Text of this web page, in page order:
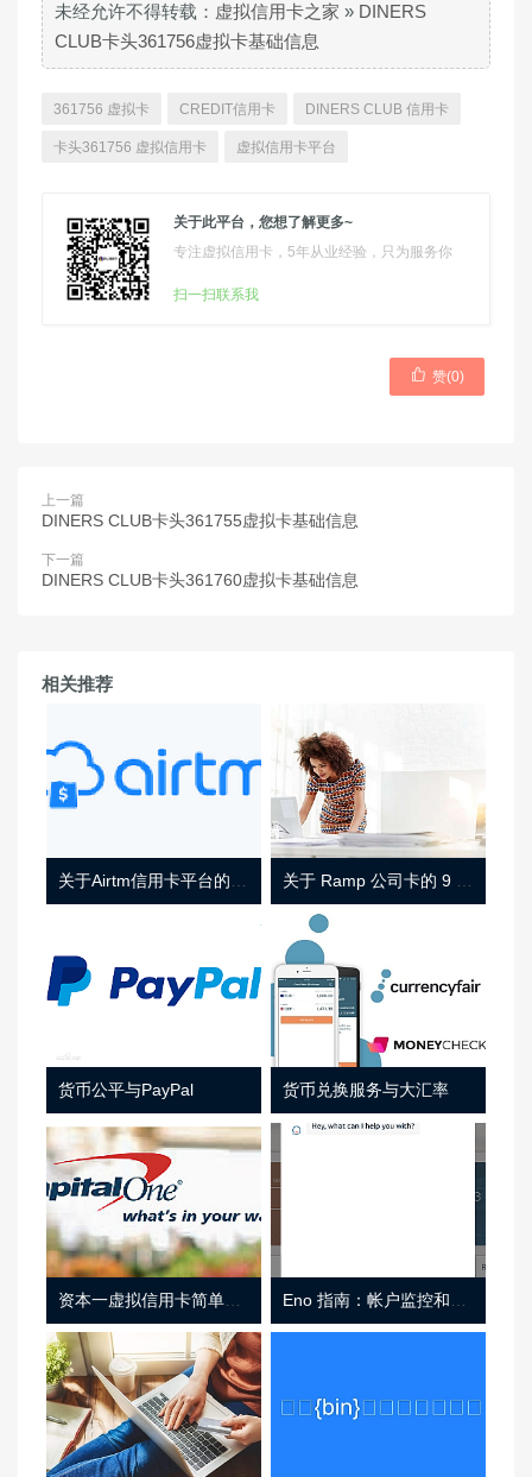
未经允许不得转载： 虚拟信用卡之家 » DINERS
CLUB卡头361756虚拟卡基础信息
361756 虚拟卡 CREDIT信用卡 DINERS CLUB 信用卡
卡头361756 虚拟信用卡 虚拟信用卡平台
关于此平台，您想了解更多~
专注虚拟信用卡，5年从业经验，只为服务你
扫一扫联系我
 赞(0)
上一篇
DINERS CLUB卡头361755虚拟卡基础信息
下一篇
DINERS CLUB卡头361760虚拟卡基础信息
相关推荐
货币公平与PayPal 货币兑换服务与大汇率
资本一虚拟信用卡简单介绍